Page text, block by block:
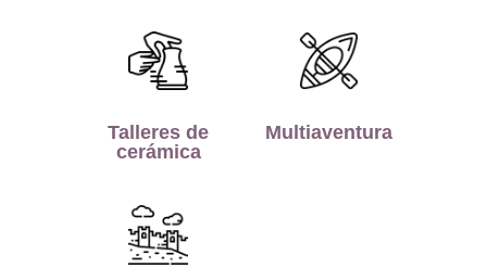
Talleres de
cerámica
Multiaventura